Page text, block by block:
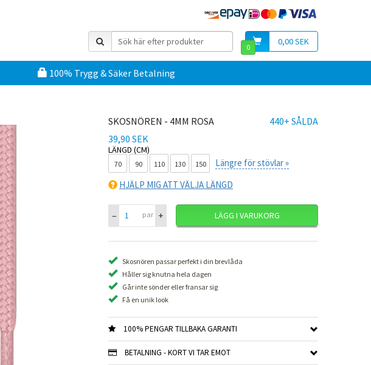
0,00 SEK
0
100% Trygg & Säker Betalning
440+ SÅLDA
SKOSNÖREN - 4MM ROSA
39,90 SEK
LÄNGD (CM)
70 90 110 130 150
Längre för stövlar »
HJÄLP MIG ATT VÄLJA LÄNGD
– par + LÄGG I VARUKORG
Skosnören passar perfekt i din brevlåda
Håller sig knutna hela dagen
Går inte sönder eller fransar sig
Få en unik look
100% PENGAR TILLBAKA GARANTI
BETALNING - KORT VI TAR EMOT